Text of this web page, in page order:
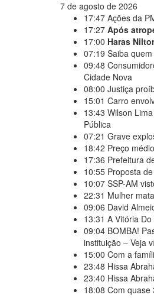
7 de agosto de 2026
17:47 Ações da
17:27 Após
17:00 Haras
07:19 Saiba
09:48
Cidade Nova
08:00 Justiça
15:01 Carro
13:43 Wilson
Pública
07:21 Grave
18:42 Preço
17:36 Prefeitura
10:55 Proposta
10:07 SSP-AM
22:31 Mulher
09:06 David
13:31 A Vitória
09:04 BOMBA!
instituição – Veja
15:00 Com a
23:48 Hissa
23:40 Hissa
18:08 Com quase